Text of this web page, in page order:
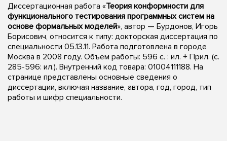
Диссертационная работа «Теория конформности для
функционального тестирования программных систем на
основе формальных моделей», автор — Бурдонов, Игорь
Борисович, относится к типу: докторская диссертация по
специальности 05.13.11. Работа подготовлена в городе
Москва в 2008 году. Объем работы: 596 с. : ил. + Прил. (с.
285-596: ил.). Внутренний код товара: 01004111188. На
странице представлены основные сведения о
диссертации, включая название, автора, год, город, тип
работы и шифр специальности.